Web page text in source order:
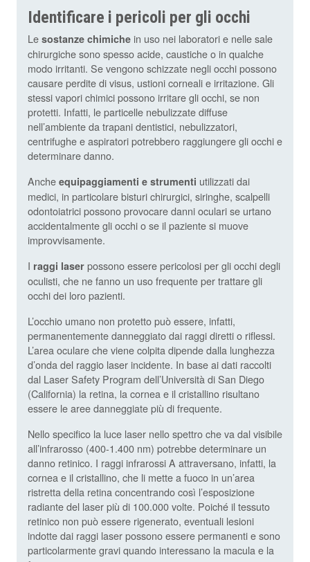
Identificare i pericoli per gli occhi
Le sostanze chimiche in uso nei laboratori e nelle sale
chirurgiche sono spesso acide, caustiche o in qualche
modo irritanti. Se vengono schizzate negli occhi possono
causare perdite di visus, ustioni corneali e irritazione. Gli
stessi vapori chimici possono irritare gli occhi, se non
protetti. Infatti, le particelle nebulizzate diffuse
nell’ambiente da trapani dentistici, nebulizzatori,
centrifughe e aspiratori potrebbero raggiungere gli occhi e
determinare danno.
Anche equipaggiamenti e strumenti utilizzati dai
medici, in particolare bisturi chirurgici, siringhe, scalpelli
odontoiatrici possono provocare danni oculari se urtano
accidentalmente gli occhi o se il paziente si muove
improvvisamente.
I raggi laser possono essere pericolosi per gli occhi degli
oculisti, che ne fanno un uso frequente per trattare gli
occhi dei loro pazienti.
L’occhio umano non protetto può essere, infatti,
permanentemente danneggiato dai raggi diretti o riflessi.
L’area oculare che viene colpita dipende dalla lunghezza
d’onda del raggio laser incidente. In base ai dati raccolti
dal Laser Safety Program dell’Università di San Diego
(California) la retina, la cornea e il cristallino risultano
essere le aree danneggiate più di frequente.
Nello specifico la luce laser nello spettro che va dal visibile
all’infrarosso (400-1.400 nm) potrebbe determinare un
danno retinico. I raggi infrarossi A attraversano, infatti, la
cornea e il cristallino, che li mette a fuoco in un’area
ristretta della retina concentrando così l’esposizione
radiante del laser più di 100.000 volte. Poiché il tessuto
retinico non può essere rigenerato, eventuali lesioni
indotte dai raggi laser possono essere permanenti e sono
particolarmente gravi quando interessano la macula e la